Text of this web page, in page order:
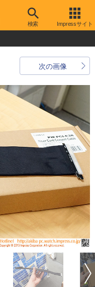
検索 Impressサイト
次の画像